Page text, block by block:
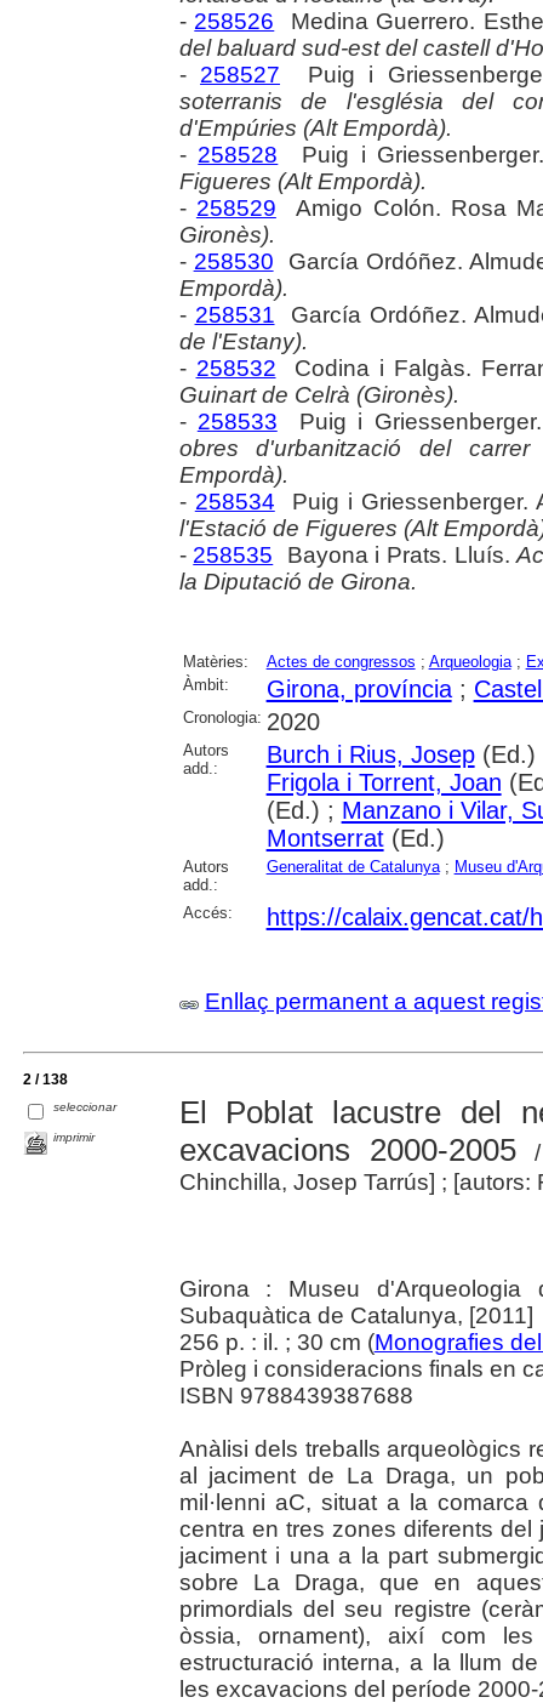
- 258526 Medina Guerrero.
del baluard sud-est del castell
- 258527 Puig i
soterranis de l'església del
d'Empúries (Alt Empordà).
- 258528 Puig i
Figueres (Alt Empordà).
- 258529 Amigo Colón. Rosa
Gironès).
- 258530 García Ordóñez.
Empordà).
- 258531 García Ordóñez.
de l'Estany).
- 258532 Codina i Falgàs.
Guinart de Celrà (Gironès).
- 258533 Puig i
obres d'urbanització del
Empordà).
- 258534 Puig i Griessenberger.
l'Estació de Figueres (Alt
- 258535 Bayona i Prats. Lluís.
la Diputació de Girona.
Matèries: Actes de congressos ; Arqueologia;
Àmbit:
Girona, província;
Cronologia: 2020
Autors
add.:
Burch i Rius, Josep
Frigola i Torrent, Joan
(Ed.) ; Manzano i Vilar,
Montserrat(Ed.)
Autors
add.:
Generalitat de Catalunya; Museu
Accés: https://calaix.gencat.cat/
Enllaç permanent a aquest
2 / 138
seleccionar
imprimir
El Poblat lacustre del
excavacions 2000-2005 /
Chinchilla, Josep Tarrús] ; [autors:
Girona : Museu d'Arqueologia
Subaquàtica de Catalunya, [2011]
256 p. : il. ; 30 cm (Monografies
Pròleg i consideracions finals en
ISBN 9788439387688
Anàlisi dels treballs arqueològics
al jaciment de La Draga, un
mil·lenni aC, situat a la
centra en tres zones diferents
jaciment i una a la part
sobre La Draga, que en
primordials del seu registre
òssia, ornament), així com
estructuració interna, a la llum
les excavacions del període